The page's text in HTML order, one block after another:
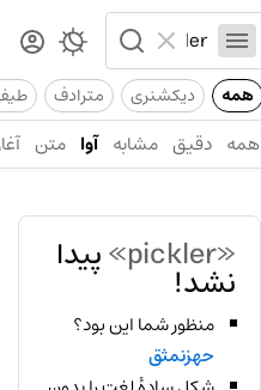
همه دیکشنری مترادف
همه دقیق مشابه آوا متن
«pickler» پیدا
نشد!
منظور شما این بود؟
حهزنمثق